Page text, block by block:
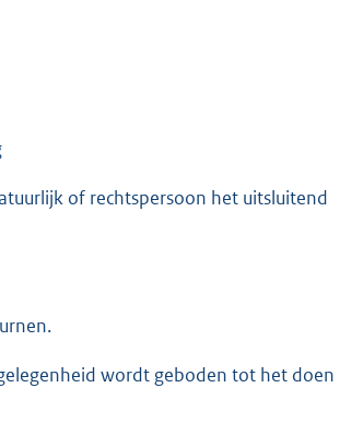
of rechtspersoon het uitsluitend
wordt geboden tot het doen